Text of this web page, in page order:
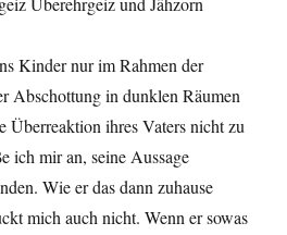
Kinder nur im Rahmen der
Abschottung in dunklen Räumen
Überreaktion ihres Vaters nicht zu
ich mir an, seine Aussage
Wie er das dann zuhause
mich auch nicht. Wenn er sowas